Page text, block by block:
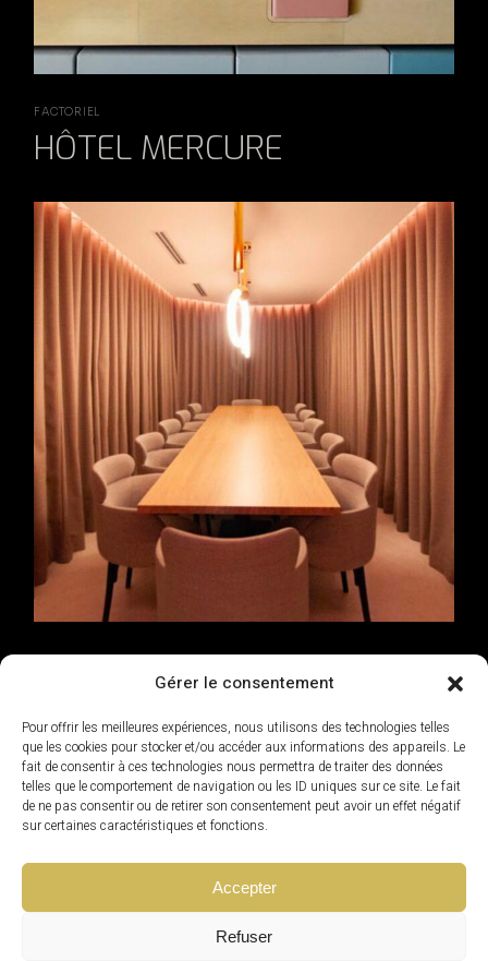
Gérer le consentement
Pour offrir les meilleures expériences, nous utilisons des technologies telles
que les cookies pour stocker et/ou accéder aux informations des appareils. Le
fait de consentir à ces technologies nous permettra de traiter des données
telles que le comportement de navigation ou les ID uniques sur ce site. Le fait
de ne pas consentir ou de retirer son consentement peut avoir un effet négatif
sur certaines caractéristiques et fonctions.
Accepter
Refuser
FACTORIEL
HÔTEL MERCURE
DUCASSE